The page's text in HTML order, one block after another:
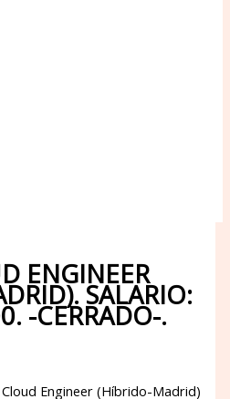
ENGINEER
SALARIO:
-CERRADO-.
Engineer (Híbrido-Madrid)